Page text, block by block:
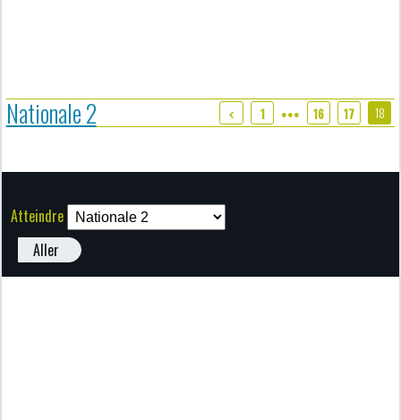
Nationale 2 1 ●●● 16 17 18
Atteindre
Aller